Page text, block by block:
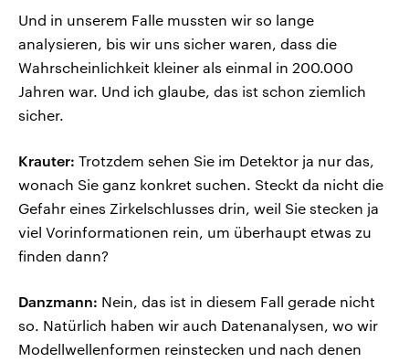
Und in unserem Falle mussten wir so lange
analysieren, bis wir uns sicher waren, dass die
Wahrscheinlichkeit kleiner als einmal in 200.000
Jahren war. Und ich glaube, das ist schon ziemlich
sicher.
Krauter: Trotzdem sehen Sie im Detektor ja nur das,
wonach Sie ganz konkret suchen. Steckt da nicht die
Gefahr eines Zirkelschlusses drin, weil Sie stecken ja
viel Vorinformationen rein, um überhaupt etwas zu
finden dann?
Danzmann: Nein, das ist in diesem Fall gerade nicht
so. Natürlich haben wir auch Datenanalysen, wo wir
Modellwellenformen reinstecken und nach denen